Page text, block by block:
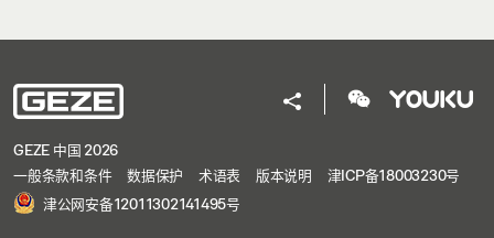
GEZE 中国 2026
一般条款和条件
数据保护 术语表 版本说明
津ICP备18003230号
津公网安备12011302141495号